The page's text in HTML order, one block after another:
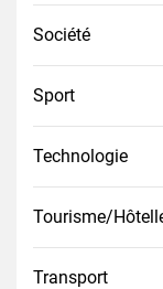
Société
Sport
Technologie
Tourisme/
Transport